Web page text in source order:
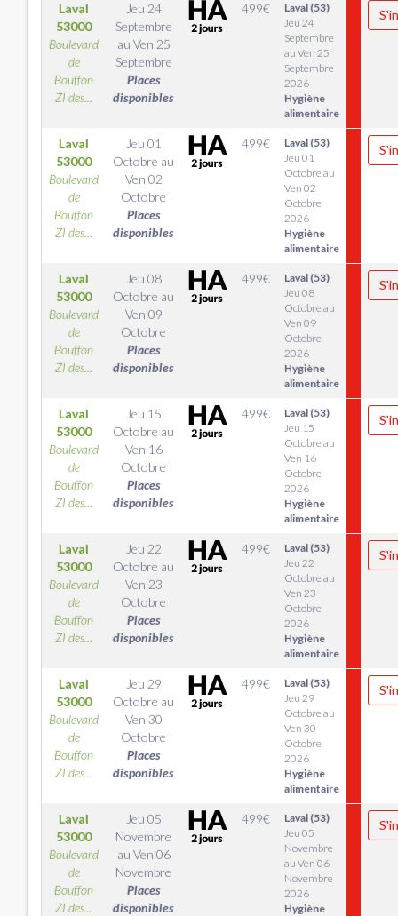
Laval
53000
Boulevard
de
Bouffon
ZI des...
Jeu 24
Septembre
au Ven 25
Septembre
Places
disponibles
499€
Laval (53)
Jeu 24
Septembre
au Ven 25
Septembre
2026
Hygiène
alimentaire
Laval
53000
Boulevard
de
Bouffon
ZI des...
Jeu 01
Octobre au
Ven 02
Octobre
Places
disponibles
499€
Laval (53)
Jeu 01
Octobre au
Ven 02
Octobre
2026
Hygiène
alimentaire
Laval
53000
Boulevard
de
Bouffon
ZI des...
Jeu 08
Octobre au
Ven 09
Octobre
Places
disponibles
499€
Laval (53)
Jeu 08
Octobre au
Ven 09
Octobre
2026
Hygiène
alimentaire
Laval
53000
Boulevard
de
Bouffon
ZI des...
Jeu 15
Octobre au
Ven 16
Octobre
Places
disponibles
499€
Laval (53)
Jeu 15
Octobre au
Ven 16
Octobre
2026
Hygiène
alimentaire
Laval
53000
Boulevard
de
Bouffon
ZI des...
Jeu 22
Octobre au
Ven 23
Octobre
Places
disponibles
499€
Laval (53)
Jeu 22
Octobre au
Ven 23
Octobre
2026
Hygiène
alimentaire
Laval
53000
Boulevard
de
Bouffon
ZI des...
Jeu 29
Octobre au
Ven 30
Octobre
Places
disponibles
499€
Laval (53)
Jeu 29
Octobre au
Ven 30
Octobre
2026
Hygiène
alimentaire
Laval
53000
Boulevard
de
Bouffon
ZI des...
Jeu 05
Novembre
au Ven 06
Novembre
Places
disponibles
499€
Laval (53)
Jeu 05
Novembre
au Ven 06
Novembre
2026
Hygiène